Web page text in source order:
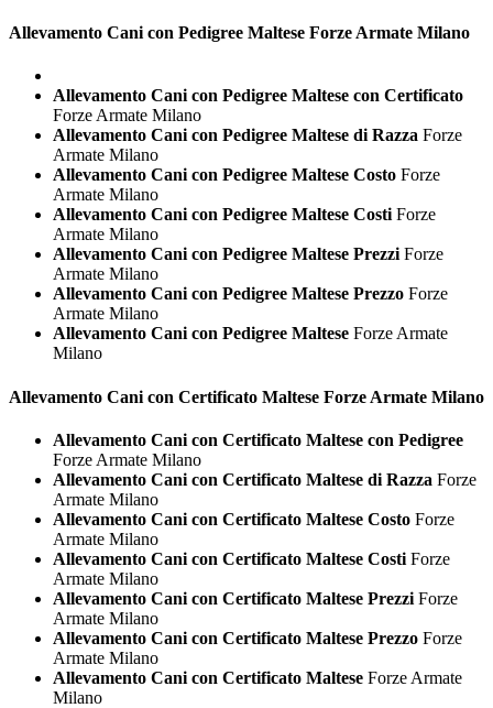
Allevamento Cani con Pedigree Maltese Forze Armate Milano
Allevamento Cani con Pedigree Maltese con Certificato
Forze Armate Milano
Allevamento Cani con Pedigree Maltese di Razza Forze
Armate Milano
Allevamento Cani con Pedigree Maltese Costo Forze
Armate Milano
Allevamento Cani con Pedigree Maltese Costi Forze
Armate Milano
Allevamento Cani con Pedigree Maltese Prezzi Forze
Armate Milano
Allevamento Cani con Pedigree Maltese Prezzo Forze
Armate Milano
Allevamento Cani con Pedigree Maltese Forze Armate
Milano
Allevamento Cani con Certificato Maltese Forze Armate Milano
Allevamento Cani con Certificato Maltese con Pedigree
Forze Armate Milano
Allevamento Cani con Certificato Maltese di Razza Forze
Armate Milano
Allevamento Cani con Certificato Maltese Costo Forze
Armate Milano
Allevamento Cani con Certificato Maltese Costi Forze
Armate Milano
Allevamento Cani con Certificato Maltese Prezzi Forze
Armate Milano
Allevamento Cani con Certificato Maltese Prezzo Forze
Armate Milano
Allevamento Cani con Certificato Maltese Forze Armate
Milano